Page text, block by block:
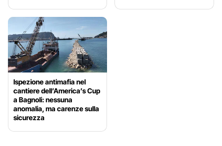
Ispezione antimafia nel
cantiere dell’America’s Cup
a Bagnoli: nessuna
anomalia, ma carenze sulla
sicurezza